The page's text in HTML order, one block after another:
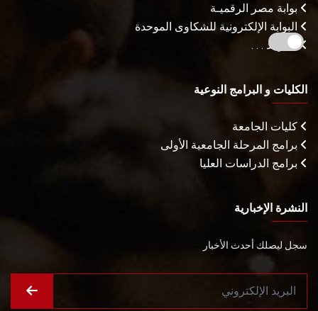
بوابة مصر الرقميـة
البوابة الإلكترونية للشكاوى الموحدة
المزيـد . . .
الكليات و البرامج النوعية
كليات الجامعة
برامج المرحلة الجامعية الأولى
برامج الدراسات العليا
النشرة الإخبارية
سجل ليصلك أحدث الأخبار